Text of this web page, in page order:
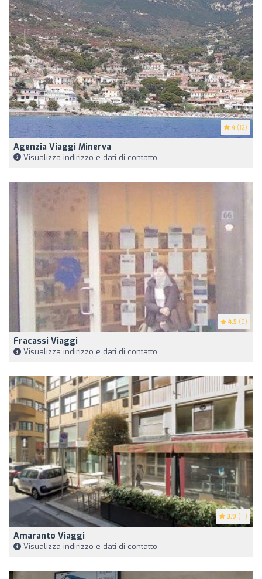
4 (12)
Agenzia Viaggi Minerva
Visualizza indirizzo e dati di contatto
4.5 (8)
Fracassi Viaggi
Visualizza indirizzo e dati di contatto
3.9 (11)
Amaranto Viaggi
Visualizza indirizzo e dati di contatto